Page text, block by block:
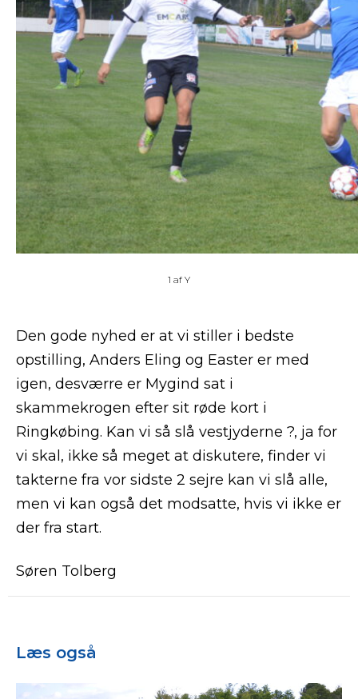
1 af Y
Den gode nyhed er at vi stiller i bedste
opstilling, Anders Eling og Easter er med
igen, desværre er Mygind sat i
skammekrogen efter sit røde kort i
Ringkøbing. Kan vi så slå vestjyderne ?, ja for
vi skal, ikke så meget at diskutere, finder vi
takterne fra vor sidste 2 sejre kan vi slå alle,
men vi kan også det modsatte, hvis vi ikke er
der fra start.
Søren Tolberg
Læs også